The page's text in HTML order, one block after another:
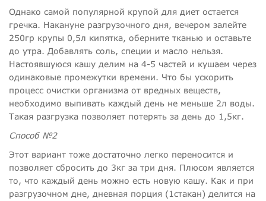
Однако самой популярной крупой для диет остается
гречка. Накануне разгрузочного дня, вечером залейте
250гр крупы 0,5л кипятка, оберните тканью и оставьте
до утра. Добавлять соль, специи и масло нельзя.
Настоявшуюся кашу делим на 4-5 частей и кушаем через
одинаковые промежутки времени. Что бы ускорить
процесс очистки организма от вредных веществ,
необходимо выпивать каждый день не меньше 2л воды.
Такая разгрузка позволяет потерять за день до 1,5кг.
Способ №2
Этот вариант тоже достаточно легко переносится и
позволяет сбросить до 3кг за три дня. Плюсом является
то, что каждый день можно есть новую кашу. Как и при
разгрузочном дне, дневная порция (1стакан) делится на